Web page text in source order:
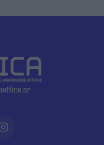
Instagram